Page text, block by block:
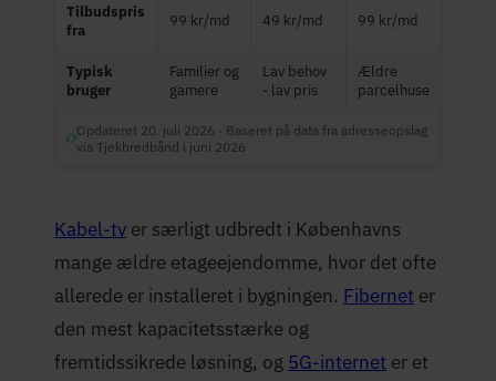
Tilbudspris
fra
99 kr/md 49 kr/md 99 kr/md
Typisk
bruger
Familier og
gamere
Lav behov
- lav pris
Ældre
parcelhuse
Opdateret 20. juli 2026 · Baseret på data fra adresseopslag
via Tjekbredbånd i juni 2026
Kabel-tv er særligt udbredt i Københavns
mange ældre etageejendomme, hvor det ofte
allerede er installeret i bygningen. Fibernet er
den mest kapacitetsstærke og
fremtidssikrede løsning, og 5G-internet er et